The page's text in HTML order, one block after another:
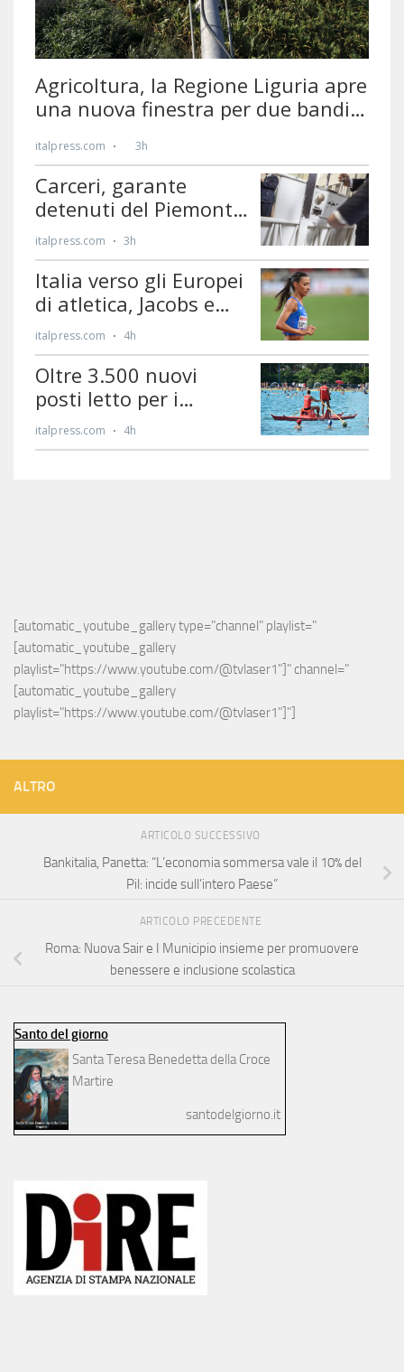
[automatic_youtube_gallery type="channel" playlist="
[automatic_youtube_gallery
playlist="https://www.youtube.com/@tvlaser1"]" channel="
[automatic_youtube_gallery
playlist="https://www.youtube.com/@tvlaser1"]"]
ALTRO
ARTICOLO SUCCESSIVO
Bankitalia, Panetta: “L’economia sommersa vale il 10% del
Pil: incide sull’intero Paese”
ARTICOLO PRECEDENTE
Roma: Nuova Sair e I Municipio insieme per promuovere
benessere e inclusione scolastica
Santo del giorno
Santa Teresa Benedetta della Croce
Martire
santodelgiorno.it